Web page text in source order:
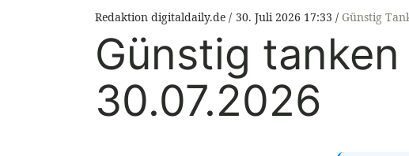
Redaktion digitaldaily.de 30. Juli 2026 17:33 Günstig
Günstig
30.07.2026